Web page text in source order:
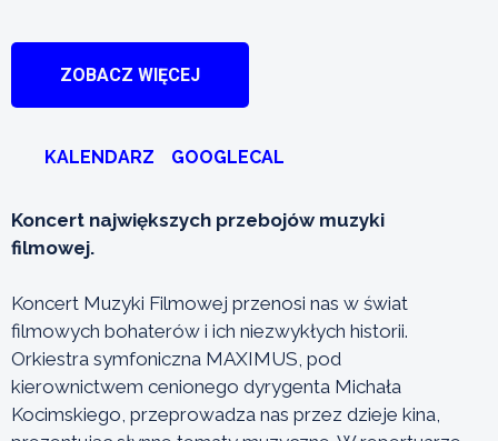
ZOBACZ WIĘCEJ
KALENDARZ GOOGLECAL
Koncert największych przebojów muzyki
filmowej.
Koncert Muzyki Filmowej przenosi nas w świat
filmowych bohaterów i ich niezwykłych historii.
Orkiestra symfoniczna MAXIMUS, pod
kierownictwem cenionego dyrygenta Michała
Kocimskiego, przeprowadza nas przez dzieje kina,